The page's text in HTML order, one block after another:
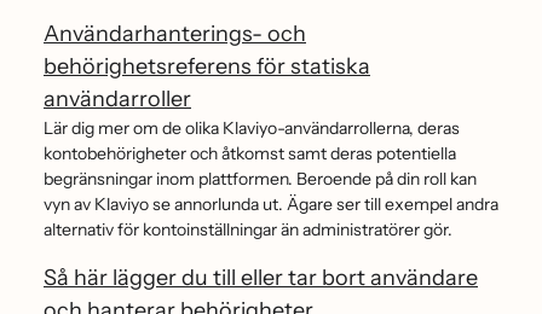
Användarhanterings- och
behörighetsreferens för statiska
användarroller
Lär dig mer om de olika Klaviyo-användarrollerna, deras
kontobehörigheter och åtkomst samt deras potentiella
begränsningar inom plattformen. Beroende på din roll kan
vyn av Klaviyo se annorlunda ut. Ägare ser till exempel andra
alternativ för kontoinställningar än administratörer gör.
Så här lägger du till eller tar bort användare